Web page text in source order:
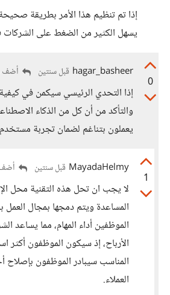
إذا تم تنظيم هذا الأمر بطريقة
يسهل الكثير من الضغط على الشركات
0
hagar_basheer قبل سنتين أضف
إذا التحدي الرئيسي سيكمن في
والتأكد من أن كل من الذكاء
يعملون بتناغم لضمان تجربة
1
MayadaHelmy قبل سنتين
لا يجب ان تحل هذه التقنية محل
المساعدة ويتم دمجها بمجال
الموظفين أداء المهام، مما يساعد
الأرباح، إذ سيكون الموظفون أكثر
المناسب سيبادر الموظفون بإصلاح
العملاء.